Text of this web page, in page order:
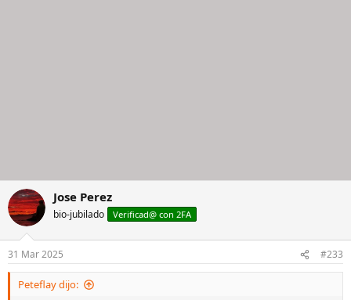
Jose Perez
bio-jubilado Verificad@ con 2FA
31 Mar 2025 #233
Peteflay dijo: